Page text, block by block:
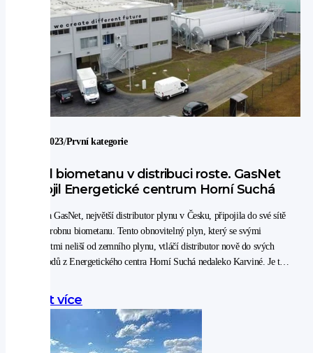
27. 3. 2023/První kategorie
Podíl biometanu v distribuci roste. GasNet
připojil Energetické centrum Horní Suchá
Skupina GasNet, největší distributor plynu v Česku, připojila do své sítě
další výrobnu biometanu. Tento obnovitelný plyn, který se svými
vlastnostmi neliší od zemního plynu, vtláčí distributor nově do svých
plynovodů z Energetického centra Horní Suchá nedaleko Karviné. Je to
zákazníkům.
Zjistit více